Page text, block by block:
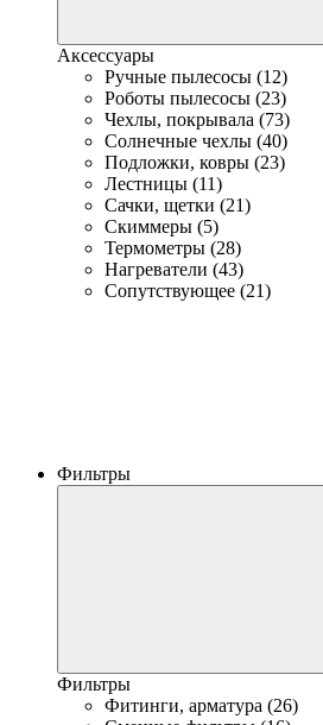
Аксессуары
Ручные пылесосы (12)
Роботы пылесосы (23)
Чехлы, покрывала (73)
Солнечные чехлы (40)
Подложки, ковры (23)
Лестницы (11)
Сачки, щетки (21)
Скиммеры (5)
Термометры (28)
Нагреватели (43)
Сопутствующее (21)
Фильтры
Фильтры
Фитинги, арматура (26)